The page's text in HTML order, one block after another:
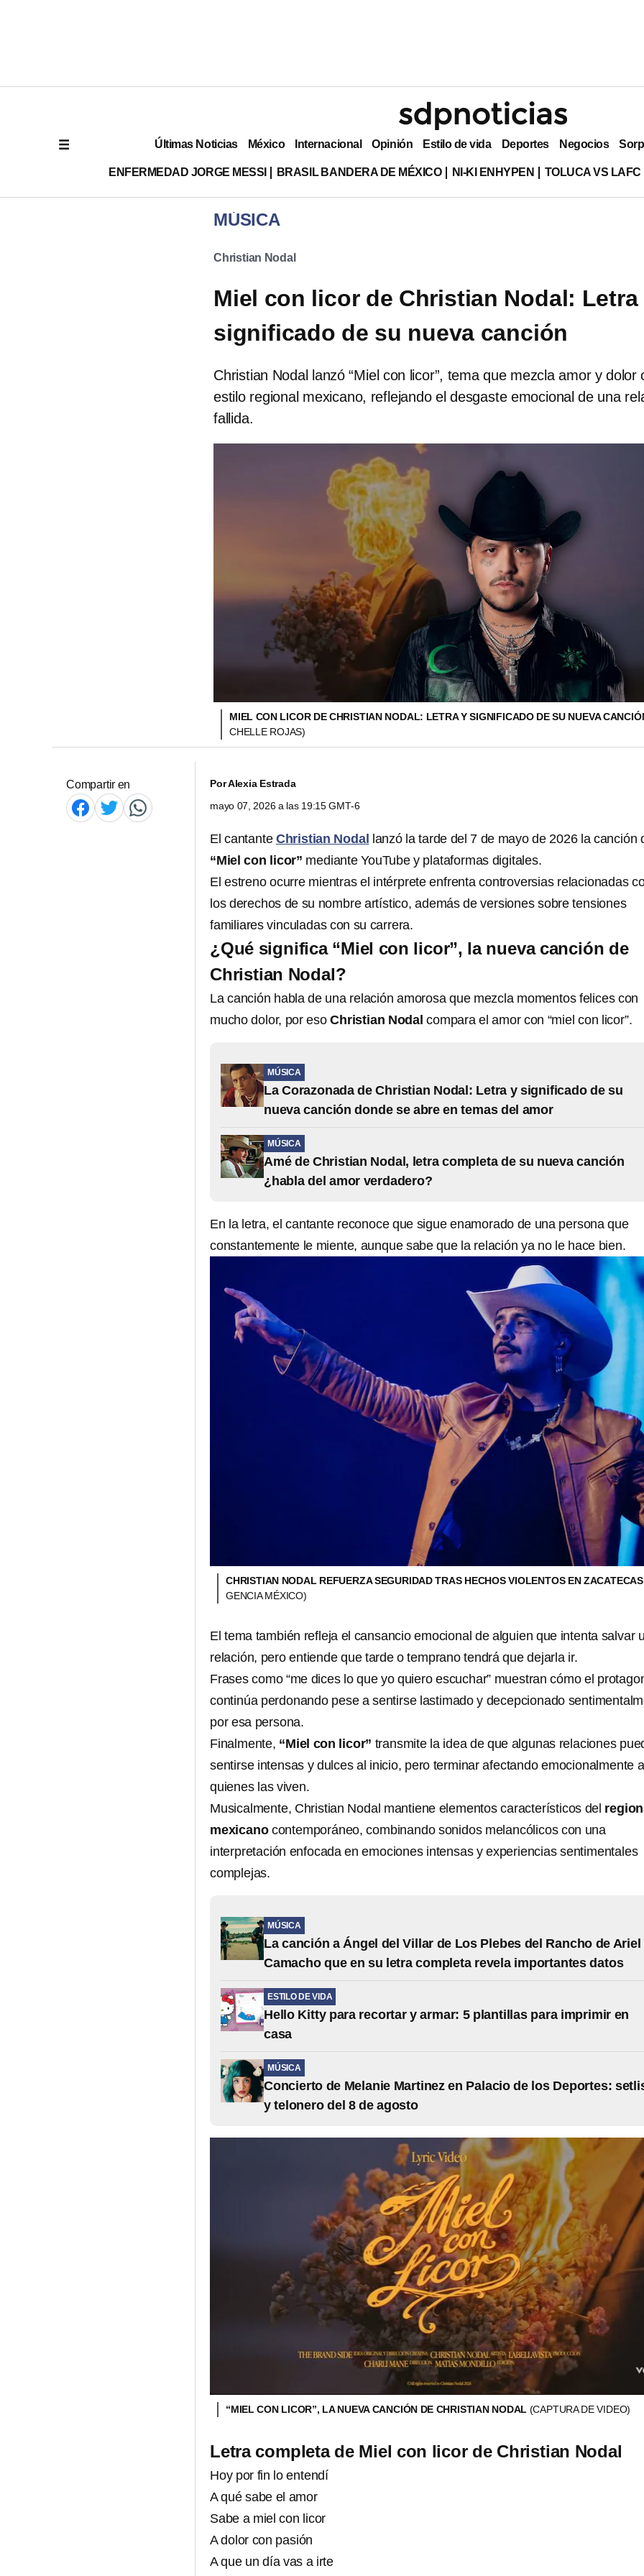
Últimas Noticias México Internacional Opinión Estilo de vida Deportes Negocios
ENFERMEDAD JORGE MESSI BRASIL BANDERA DE MÉXICO NI-KI ENHYPEN TOLUCA VS LAFC
MÚSICA
Christian Nodal
Miel con licor de Christian Nodal: Letra
significado de su nueva canción
Christian Nodal lanzó “Miel con licor”, tema que mezcla amor y dolor
estilo regional mexicano, reflejando el desgaste emocional de una
fallida.
MIEL CON LICOR DE CHRISTIAN NODAL: LETRA Y SIGNIFICADO DE SU NUEVA
CHELLE ROJAS)
Compartir en PorAlexia Estrada
mayo 07, 2026 a las 19:15 GMT-6
El cantante Christian Nodal
lanzó la tarde del 7 de mayo de 2026 la canción
“Miel con licor” mediante YouTube y plataformas digitales.
El estreno ocurre mientras el intérprete enfrenta controversias relacionadas
los derechos de su nombre artístico, además de versiones sobre tensiones
familiares vinculadas con su carrera.
¿Qué significa “Miel con licor”, la nueva canción de
Christian Nodal?
La canción habla de una relación amorosa que mezcla momentos felices con
mucho dolor, por esoChristian Nodal compara el amor con “miel con licor”.
MÚSICA
La Corazonada de Christian Nodal: Letra y significado de su
nueva canción donde se abre en temas del amor
MÚSICA
Amé de Christian Nodal, letra completa de su nueva canción
¿habla del amor verdadero?
En la letra, el cantante reconoce que sigue enamorado de una persona que
constantemente le miente, aunque sabe que la relación ya no le hace bien.
CHRISTIAN NODAL REFUERZA SEGURIDAD TRAS HECHOS VIOLENTOS EN
GENCIA MÉXICO)
El tema también refleja el cansancio emocional de alguien que intenta salvar
relación, pero entiende que tarde o temprano tendrá que dejarla ir.
Frases como “me dices lo que yo quiero escuchar” muestran cómo el
continúa perdonando pese a sentirse lastimado y decepcionado
por esa persona.
Finalmente, “Miel con licor” transmite la idea de que algunas relaciones
sentirse intensas y dulces al inicio, pero terminar afectando emocionalmente a
quienes las viven.
Musicalmente, Christian Nodal mantiene elementos característicos del
mexicanocontemporáneo, combinando sonidos melancólicos con una
interpretación enfocada en emociones intensas y experiencias sentimentales
complejas.
MÚSICA
La canción a Ángel del Villar de Los Plebes del Rancho de Ariel
Camacho que en su letra completa revela importantes datos
ESTILO DE VIDA
Hello Kitty para recortar y armar: 5 plantillas para imprimir en
casa
MÚSICA
Concierto de Melanie Martinez en Palacio de los Deportes:
y telonero del 8 de agosto
“MIEL CON LICOR”, LA NUEVA CANCIÓN DE CHRISTIAN NODAL (CAPTURA DE VIDEO)
Letra completa de Miel con licor de Christian Nodal
Hoy por fin lo entendí
A qué sabe el amor
Sabe a miel con licor
A dolor con pasión
A que un día vas a irte